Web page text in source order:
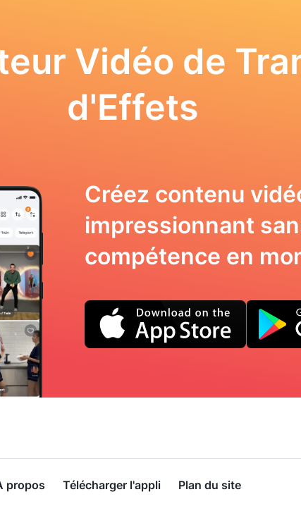
Vidéo de
d'Effets
Créez contenu
impressionnant
compétence en
propos Télécharger l'appli Plan du site